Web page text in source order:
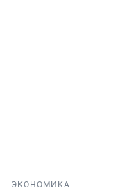
ЭКОНОМИКА